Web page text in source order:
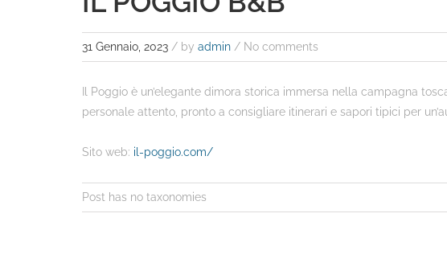
31 Gennaio, 2023 / by admin / No comments
Il Poggio è un’elegante dimora storica immersa nella campagna
personale attento, pronto a consigliare itinerari e sapori tipici per
Sito web: il-poggio.com/
Post has no taxonomies